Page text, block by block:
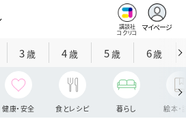
講談社
コクリコ
マイページ
3歳 4歳 5歳 6歳
健康・安全 食とレシピ 暮らし 絵本・